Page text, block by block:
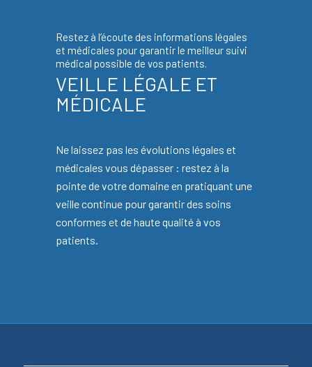
Restez à l’écoute des informations légales
et médicales pour garantir le meilleur suivi
médical possible de vos patients.
VEILLE LÉGALE ET
MÉDICALE
Ne laissez pas les évolutions légales et
médicales vous dépasser : restez à la
pointe de votre domaine en pratiquant une
veille continue pour garantir des soins
conformes et de haute qualité à vos
patients.